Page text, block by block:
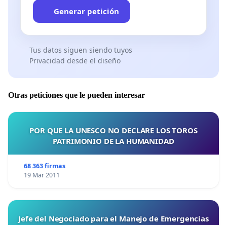
Generar petición
Tus datos siguen siendo tuyos
Privacidad desde el diseño
Otras peticiones que le pueden interesar
POR QUE LA UNESCO NO DECLARE LOS TOROS
PATRIMONIO DE LA HUMANIDAD
68 363 firmas
19 Mar 2011
Jefe del Negociado para el Manejo de Emergencias